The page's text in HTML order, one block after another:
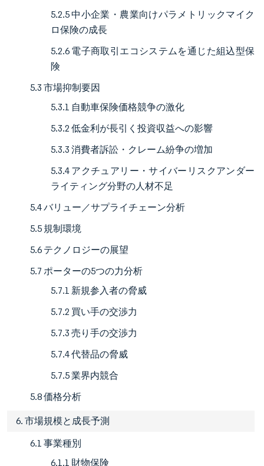
5.2.5 中小企業・農業向けパラメトリックマイク
ロ保険の成長
5.2.6 電子商取引エコシステムを通じた組込型保
険
5.3 市場抑制要因
5.3.1 自動車保険価格競争の激化
5.3.2 低金利が長引く投資収益への影響
5.3.3 消費者訴訟・クレーム紛争の増加
5.3.4 アクチュアリー・サイバーリスクアンダー
ライティング分野の人材不足
5.4 バリュー／サプライチェーン分析
5.5 規制環境
5.6 テクノロジーの展望
5.7 ポーターの5つの力分析
5.7.1 新規参入者の脅威
5.7.2 買い手の交渉力
5.7.3 売り手の交渉力
5.7.4 代替品の脅威
5.7.5 業界内競合
5.8 価格分析
6. 市場規模と成長予測
6.1 事業種別
6.1.1 財物保険